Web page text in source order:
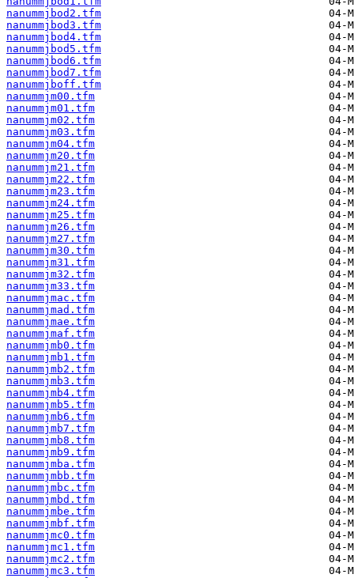
nanummjbod2.tfm
nanummjbod3.tfm
nanummjbod4.tfm
nanummjbod5.tfm
nanummjbod6.tfm
nanummjbod7.tfm
nanummjboff.tfm
nanummjm00.tfm
nanummjm01.tfm
nanummjm02.tfm
nanummjm03.tfm
nanummjm04.tfm
nanummjm20.tfm
nanummjm21.tfm
nanummjm22.tfm
nanummjm23.tfm
nanummjm24.tfm
nanummjm25.tfm
nanummjm26.tfm
nanummjm27.tfm
nanummjm30.tfm
nanummjm31.tfm
nanummjm32.tfm
nanummjm33.tfm
nanummjmac.tfm
nanummjmad.tfm
nanummjmae.tfm
nanummjmaf.tfm
nanummjmb0.tfm
nanummjmb1.tfm
nanummjmb2.tfm
nanummjmb3.tfm
nanummjmb4.tfm
nanummjmb5.tfm
nanummjmb6.tfm
nanummjmb7.tfm
nanummjmb8.tfm
nanummjmb9.tfm
nanummjmba.tfm
nanummjmbb.tfm
nanummjmbc.tfm
nanummjmbd.tfm
nanummjmbe.tfm
nanummjmbf.tfm
nanummjmc0.tfm
nanummjmc1.tfm
nanummjmc2.tfm
nanummjmc3.tfm